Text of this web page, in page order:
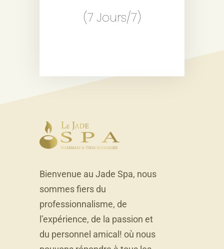
(7 Jours/7)
Bienvenue au Jade Spa, nous
sommes fiers du
professionnalisme, de
l’expérience, de la passion et
du personnel amical! où nous